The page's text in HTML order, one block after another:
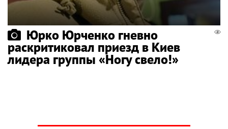
Юрко Юрченко гневно
раскритиковал приезд в Киев
лидера группы «Ногу свело!»